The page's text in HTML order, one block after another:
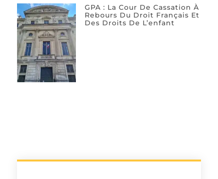
GPA : La Cour De Cassation À
Rebours Du Droit Français Et
Des Droits De L’enfant